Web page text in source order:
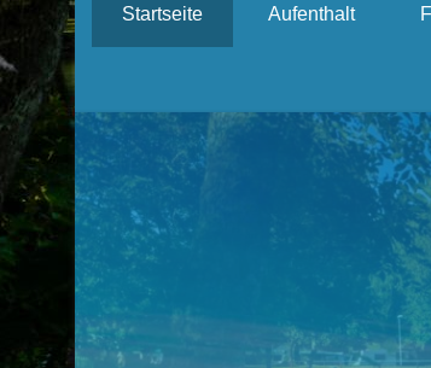
Startseite Aufenthalt